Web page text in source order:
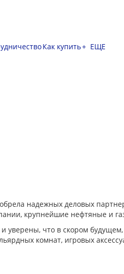
Как купить+ ЕЩЕ
надежных деловых
крупнейшие нефтяные и
уверены, что в скором
комнат, игровых